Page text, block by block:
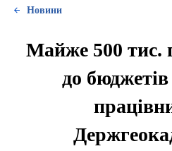
Новини
Майже 500 тис.
до бюджетів